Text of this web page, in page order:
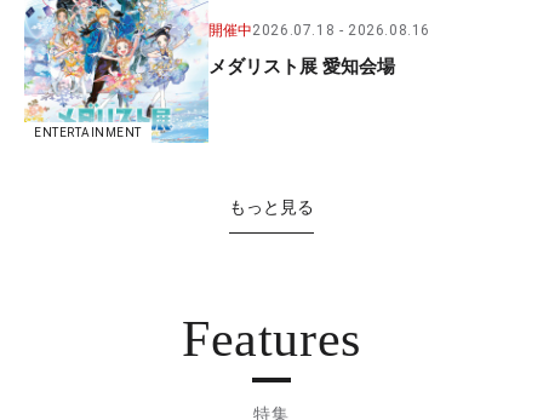
ENTERTAINMENT
開催中2026.07.18 2026.08.16
メダリスト展 愛知会場
もっと見る
Features
特集